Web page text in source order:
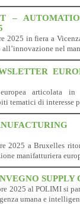
–
2025 in fiera a
all’innovazione nel
articolata
tematici di interesse
2025 a Bruxelles
manifatturiera
2025 al POLIMI si
umana e